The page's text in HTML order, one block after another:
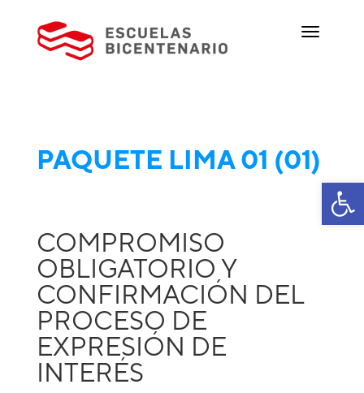
PAQUETE LIMA 01 (01)
COMPROMISO
OBLIGATORIO Y
CONFIRMACIÓN DEL
PROCESO DE
EXPRESIÓN DE
INTERÉS